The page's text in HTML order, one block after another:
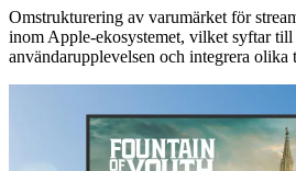
Omstrukturering av varumärket för
inom Apple-ekosystemet, vilket syftar till
användarupplevelsen och integrera olika